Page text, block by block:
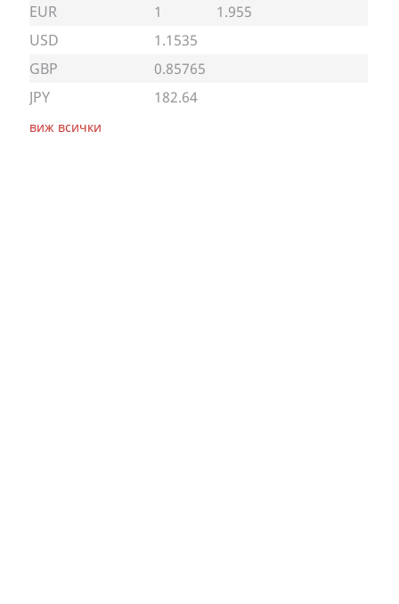
EUR 1
1.955
USD
1.1535
GBP
0.85765
JPY
182.64
виж всички